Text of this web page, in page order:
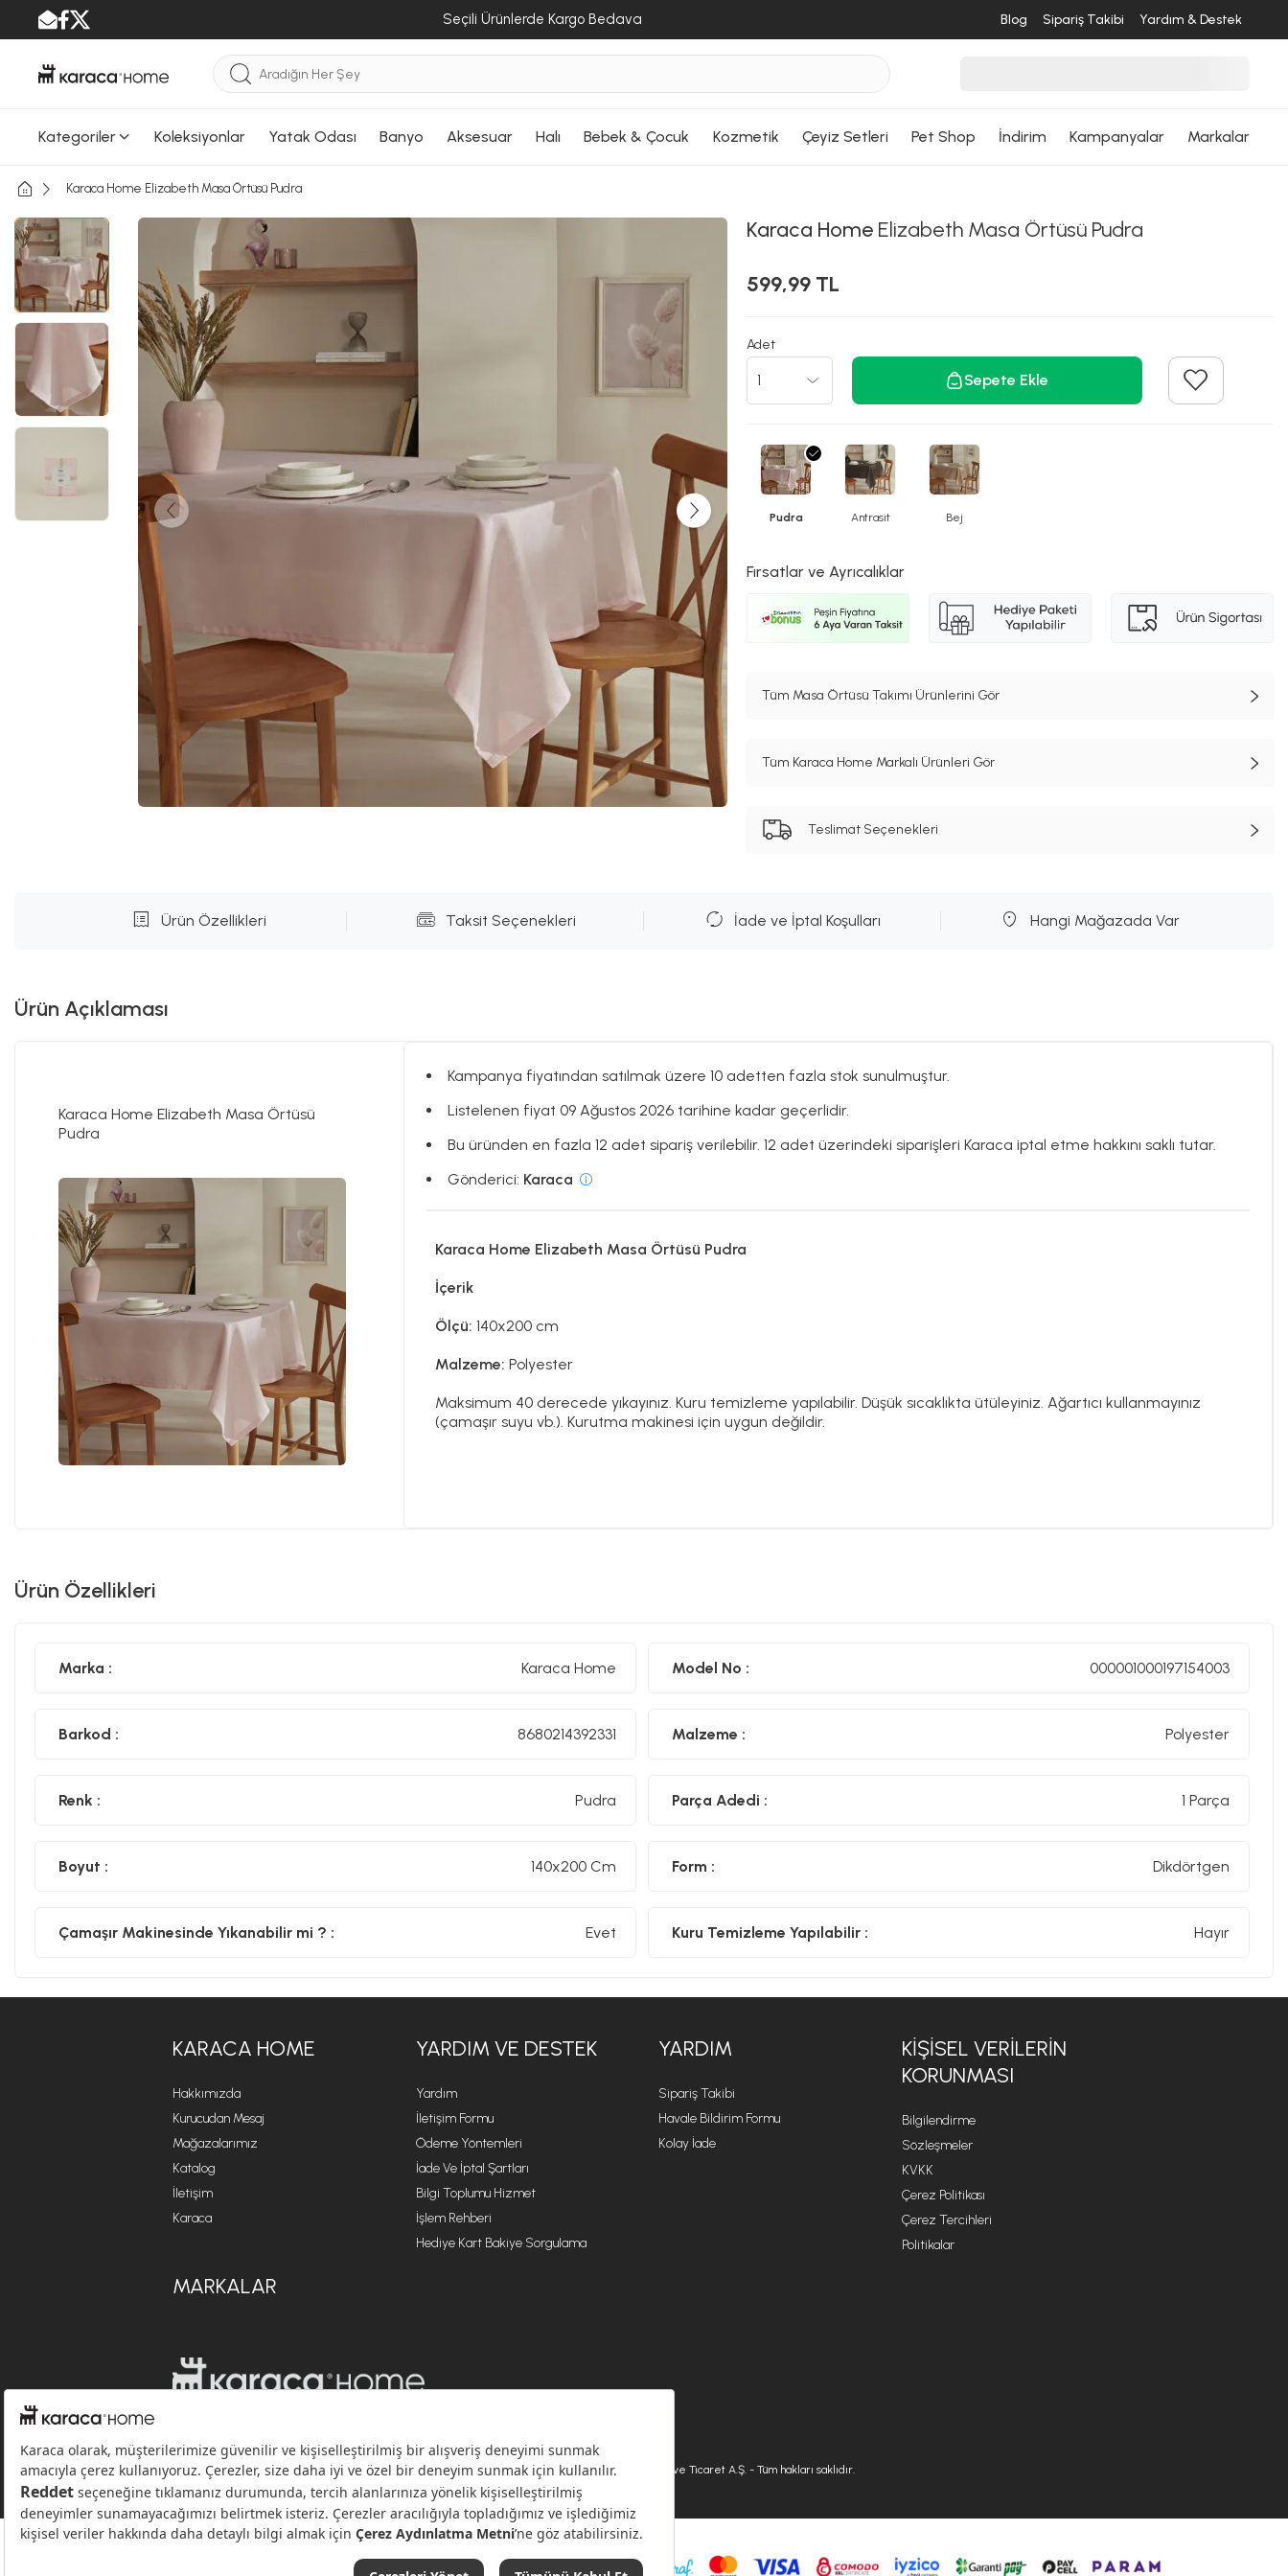
Seçili Ürünlerde Kargo Bedava Blog Sipariş Takibi Yardım & Destek
Kategoriler Koleksiyonlar Yatak Odası Banyo Aksesuar Halı Bebek & Çocuk Kozmetik Çeyiz Setleri Pet Shop İndirim Kampanyalar Markalar
Karaca Home Elizabeth Masa Örtüsü Pudra
Karaca Home Elizabeth Masa Örtüsü Pudra
599,99 TL
Adet
Sepete Ekle
Pudra Antrasit Bej
Fırsatlar ve Ayrıcalıklar
Tüm Masa Örtüsü Takımı Ürünlerini Gör
Tüm Karaca Home Markalı Ürünleri Gör
Teslimat Seçenekleri
Ürün Özellikleri Taksit Seçenekleri İade ve İptal Koşulları Hangi Mağazada Var
Ürün Açıklaması
Karaca Home Elizabeth Masa Örtüsü
Pudra
Kampanya fiyatından satılmak üzere 10 adetten fazla stok sunulmuştur.
Listelenen fiyat 09 Ağustos 2026 tarihine kadar geçerlidir.
Bu üründen en fazla 12 adet sipariş verilebilir. 12 adet üzerindeki siparişleri Karaca iptal etme hakkını saklı tutar.
Gönderici: Karaca
Karaca Home Elizabeth Masa Örtüsü Pudra
İçerik
Ölçü:140x200 cm
Malzeme:Polyester
Maksimum 40 derecede yıkayınız. Kuru temizleme yapılabilir. Düşük sıcaklıkta ütüleyiniz. Ağartıcı kullanmayınız
(çamaşır suyu vb.). Kurutma makinesi için uygun değildir.
Ürün Özellikleri
Marka : Karaca Home Model No : 000001000197154003
Barkod : 8680214392331 Malzeme : Polyester
Renk : Pudra Parça Adedi : 1 Parça
Boyut : 140x200 Cm Form : Dikdörtgen
Çamaşır Makinesinde Yıkanabilir mi ? : Evet Kuru Temizleme Yapılabilir : Hayır
KARACA HOME
Hakkımızda
Kurucudan Mesaj
Mağazalarımız
Katalog
İletişim
Karaca
YARDIM VE DESTEK
Yardım
İletişim Formu
Ödeme Yöntemleri
İade Ve İptal Şartları
Bilgi Toplumu Hizmet
İşlem Rehberi
Hediye Kart Bakiye Sorgulama
YARDIM
Sipariş Takibi
Havale Bildirim Formu
Kolay İade
KİŞİSEL VERİLERİN
KORUNMASI
Bilgilendirme
Sözleşmeler
KVKK
Çerez Politikası
Çerez Tercihleri
Politikalar
MARKALAR
© 2026 Karaca Home Collection Tekstil Sanayi ve Ticaret A.Ş. - Tüm hakları saklıdır.